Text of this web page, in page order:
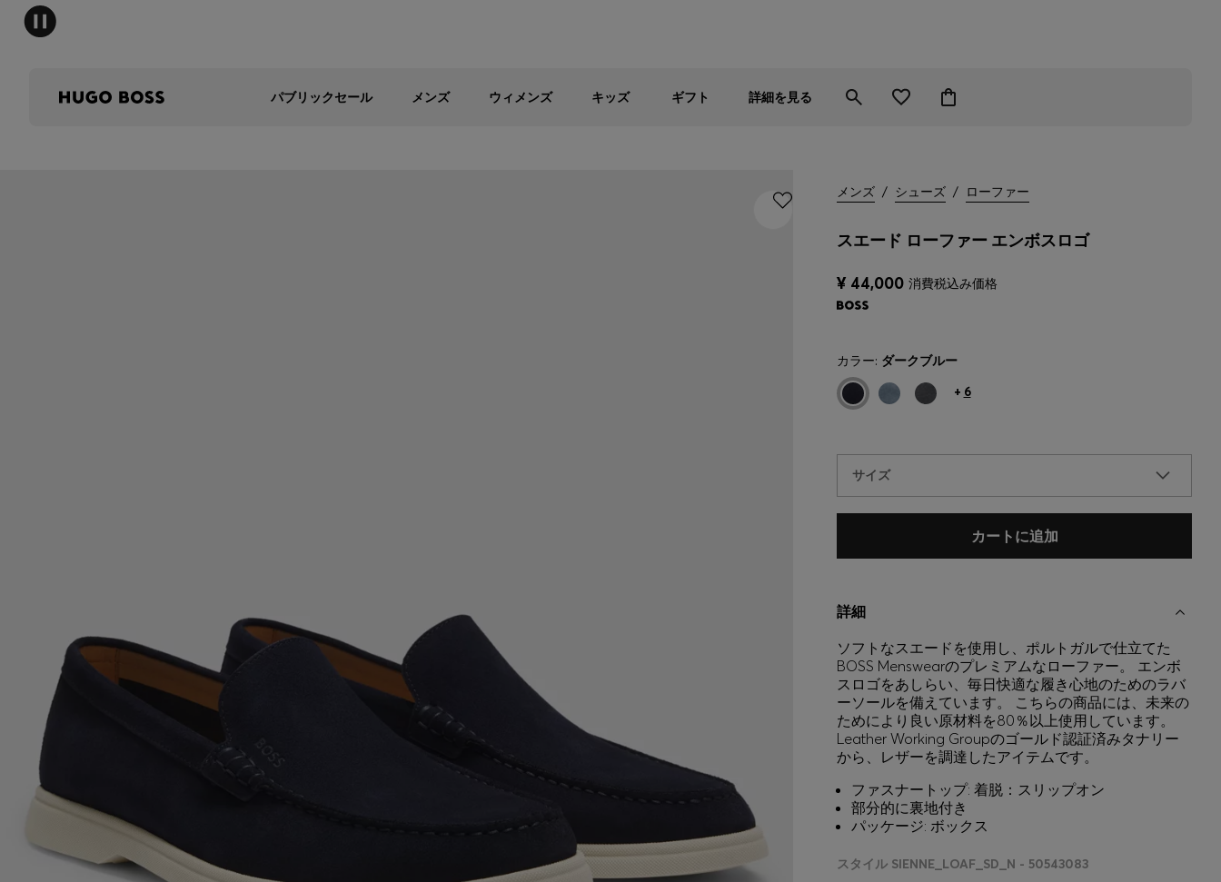
パブリックセール メンズ ウィメンズ キッズ ギフト 詳細を見る
メンズ / シューズ / ローファー
スエード ローファー エンボスロゴ
¥ 44,000 消費税込み価格
カラー: ダークブルー
+ 6
サイズ
カートに追加
詳細
ソフトなスエードを使用し、ポルトガルで仕立てた
BOSS Menswearのプレミアムなローファー。 エンボ
スロゴをあしらい、毎日快適な履き心地のためのラバ
ーソールを備えています。 こちらの商品には、未来の
ためにより良い原材料を80％以上使用しています。
Leather Working Groupのゴールド認証済みタナリー
から、レザーを調達したアイテムです。
ファスナートップ: 着脱：スリップオン
部分的に裏地付き
パッケージ: ボックス
スタイル SIENNE_LOAF_SD_N - 50543083